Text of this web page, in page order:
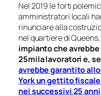
Nel 2019 le forti
amministratori locali
rinunciare alla
nel quartiere di Queens,
impianto che
25mila lavoratori e,
avrebbe garantito
York un gettito
nei successivi 25 anni